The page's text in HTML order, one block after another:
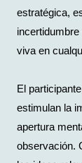
estratégica,
viva en
El
estimulan la
apertura
observación.